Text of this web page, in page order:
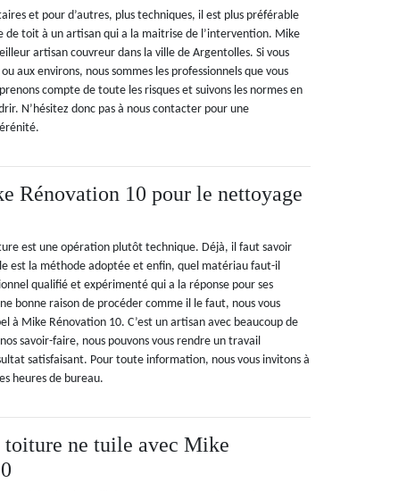
et pour d’autres, plus techniques, il est plus préférable
de toit à un artisan qui a la maitrise de l’intervention. Mike
artisan couvreur dans la ville de Argentolles. Si vous
aux environs, nous sommes les professionnels que vous
compte de toute les risques et suivons les normes en
N’hésitez donc pas à nous contacter pour une
Rénovation 10 pour le nettoyage
est une opération plutôt technique. Déjà, il faut savoir
est la méthode adoptée et enfin, quel matériau faut-il
qualifié et expérimenté qui a la réponse pour ses
bonne raison de procéder comme il le faut, nous vous
à Mike Rénovation 10. C’est un artisan avec beaucoup de
savoir-faire, nous pouvons vous rendre un travail
satisfaisant. Pour toute information, nous vous invitons à
heures de bureau.
toiture ne tuile avec Mike